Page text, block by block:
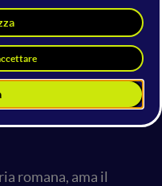
romana, ama il